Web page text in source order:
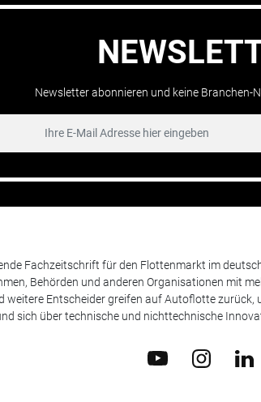
Newsletter abonnieren und keine Branchen-
Fachzeitschrift für den Flottenmarkt im
Behörden und anderen Organisationen mit
weitere Entscheider greifen auf Autoflotte
sich über technische und nichttechnische